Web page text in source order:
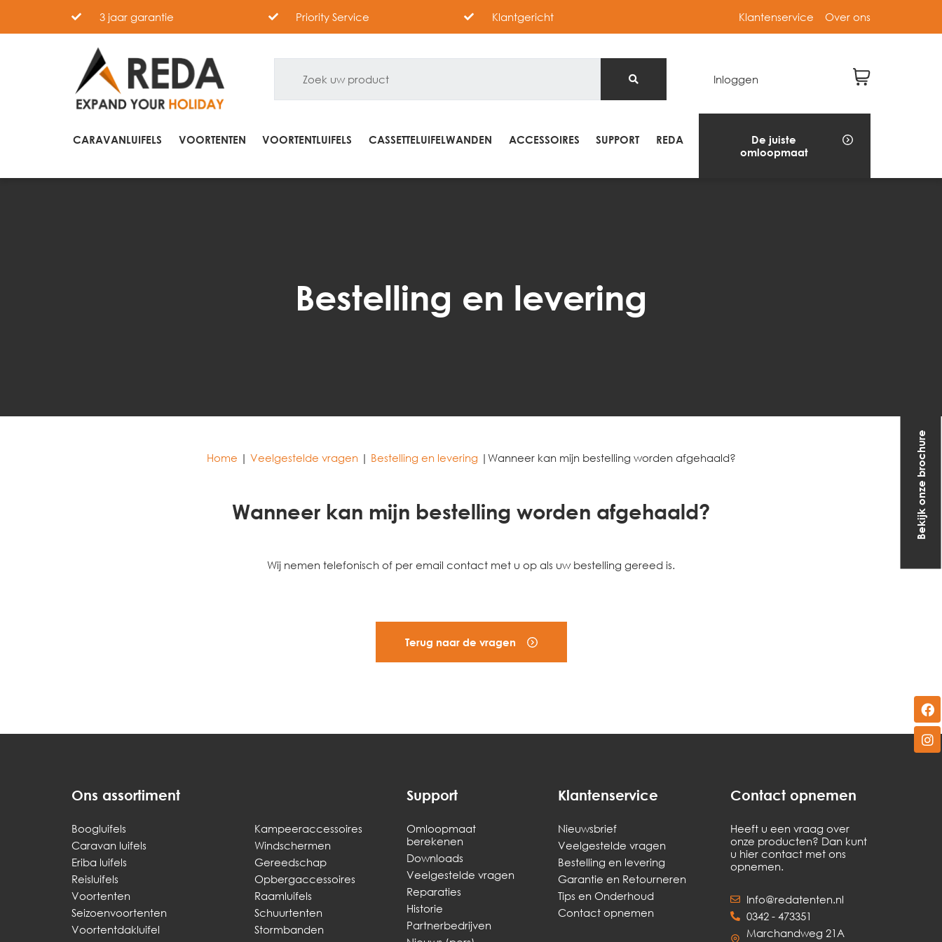
3 jaar garantie Priority Service Klantgericht Klantenservice Over ons
Inloggen
CARAVANLUIFELS VOORTENTEN VOORTENTLUIFELS CASSETTELUIFELWANDEN ACCESSOIRES SUPPORT REDA
De juiste
omloopmaat
Bestelling en levering
Home | Veelgestelde vragen | Bestelling en levering | Wanneer kan mijn bestelling worden afgehaald?
Wanneer kan mijn bestelling worden afgehaald?
Wij nemen telefonisch of per email contact met u op als uw bestelling gereed is.
Terug naar de vragen
Bekijk onze brochure
Ons assortiment
Boogluifels
Caravan luifels
Eriba luifels
Reisluifels
Voortenten
Seizoenvoortenten
Voortentdakluifel
Kampeeraccessoires
Windschermen
Gereedschap
Opbergaccessoires
Raamluifels
Schuurtenten
Stormbanden
Support
Omloopmaat
berekenen
Downloads
Veelgestelde vragen
Reparaties
Historie
Partnerbedrijven
Klantenservice
Nieuwsbrief
Veelgestelde vragen
Bestelling en levering
Garantie en Retourneren
Tips en Onderhoud
Contact opnemen
Contact opnemen
Heeft u een vraag over
onze producten? Dan kunt
u hier contact met ons
opnemen.
Info@redatenten.nl
0342 - 473351
Marchandweg 21A